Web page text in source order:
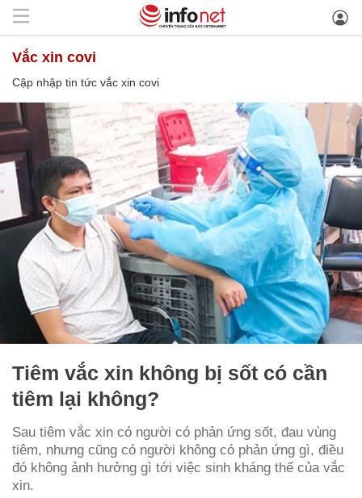
vắc xin covi
Cập nhập tin tức vắc xin covi
Tiêm vắc xin không bị sốt có cần
tiêm lại không?
Sau tiêm vắc xin có người có phản ứng sốt, đau vùng
tiêm, nhưng cũng có người không có phản ứng gì, điều
đó không ảnh hưởng gì tới việc sinh kháng thể của vắc
xin.